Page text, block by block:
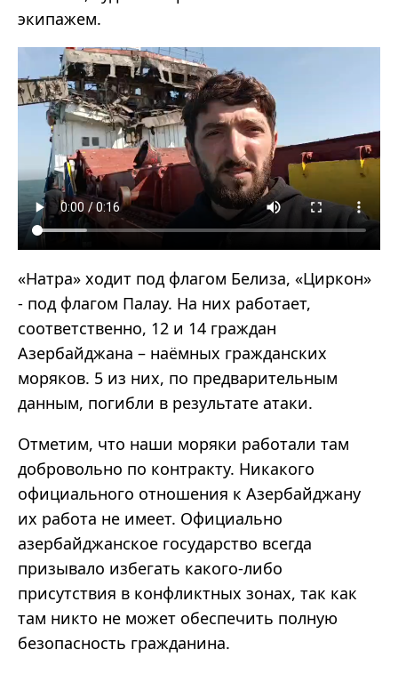
экипажем.
«Натра» ходит под флагом Белиза, «Циркон»
- под флагом Палау. На них работает,
соответственно, 12 и 14 граждан
Азербайджана – наёмных гражданских
моряков. 5 из них, по предварительным
данным, погибли в результате атаки.
Отметим, что наши моряки работали там
добровольно по контракту. Никакого
официального отношения к Азербайджану
их работа не имеет. Официально
азербайджанское государство всегда
призывало избегать какого-либо
присутствия в конфликтных зонах, так как
там никто не может обеспечить полную
безопасность гражданина.